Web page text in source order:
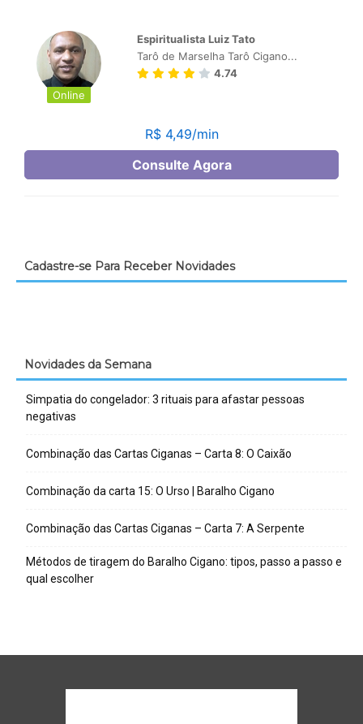
Cadastre-se Para Receber Novidades
Novidades da Semana
Simpatia do congelador: 3 rituais para afastar pessoas
negativas
Combinação das Cartas Ciganas – Carta 8: O Caixão
Combinação da carta 15: O Urso | Baralho Cigano
Combinação das Cartas Ciganas – Carta 7: A Serpente
Métodos de tiragem do Baralho Cigano: tipos, passo a passo e
qual escolher